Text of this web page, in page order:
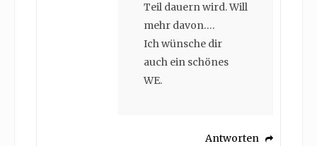
Teil dauern wird. Will
mehr davon….
Ich wünsche dir
auch ein schönes
WE.
Antworten